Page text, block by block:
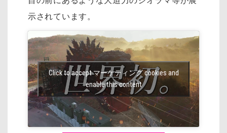
示されています。
Click to accept マーケティング cookies and
enable this content